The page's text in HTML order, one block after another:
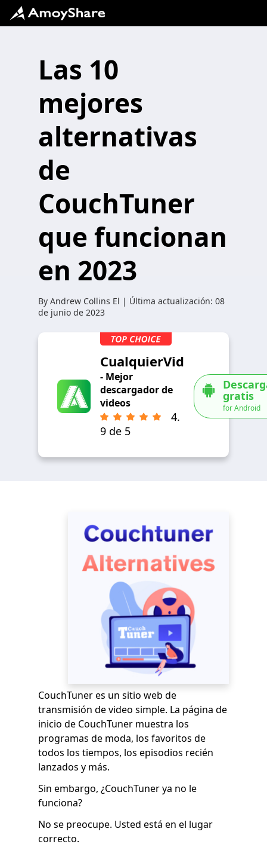
Las 10
mejores
alternativas
de
CouchTuner
que funcionan
en 2023
By Andrew Collins El | Última actualización: 08
de junio de 2023
CualquierVid
- Mejor
descargador de
videos
4.
9 de 5
gratis
for Android
CouchTuner es un sitio web de
transmisión de video simple. La página de
inicio de CouchTuner muestra los
programas de moda, los favoritos de
todos los tiempos, los episodios recién
lanzados y más.
Sin embargo, ¿CouchTuner ya no le
funciona?
No se preocupe. Usted está en el lugar
correcto.